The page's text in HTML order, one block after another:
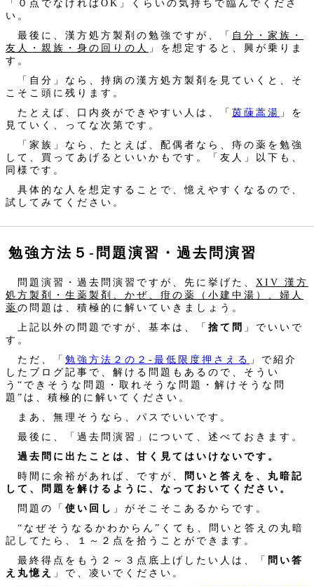
「０点でなければOK」くらいの気持ちで臨んでくださ
い。
最後に、漢方処方製剤の勉強ですが、「 自分・家族・
友人・親族・身の回りの人
」を想定すると、興が乗りま
す。
「自分」なら、持病の漢方処方製剤を見ていくと、そ
こそこ頭に残ります。
たとえば、口内炎ができやすい人は、「 茵蔯蒿湯 」を
見ていく、ってな次第です。
「家族」なら、たとえば、配偶者なら、痔の薬を勉強
して、買ってあげるといいかもです。「友人」以下も、
同様です。
具体的な人を想定することで、憶えやすくなるので、
試してみてください。
勉強方法５‐問題演習・過去問演習
問題演習・過去問演習ですが、先に挙げた、 XIV 漢方
処方製剤・生薬製剤、かぜ、疳の薬（小建中湯）、婦人
薬の問題は、積極的に解いていきましょう。
上記以外の問題ですが、基本は、「 捨て問
」でいいで
す。
ただ、「 勉強方法２の２‐最低限度押さえる 」で紹介
したブログ記事で、解ける問題もあるので、そうい
う“できそうな問題・取れそうな問題・解けそうな問
題”は、積極的に解いてください。
まあ、無理そうなら、パスでいいです。
最後に、「過去問演習」について、述べておきます。
過去問に出たことは、甘く見てはいけないです。
時間に余裕があれば、ですが、
問いと答えを、丸暗記
して、問題を解けるように、なっておいてください。
問題の「 使い回し 」がそこそこあるからです。
“なぜそうなるかわからん”くても、問いと答えの丸暗
記してたら、１～２点を拾うことができます。
最終得点をもう２～３点底上げしたい人は、「 問い答
え丸憶え
」で、凌いでください。